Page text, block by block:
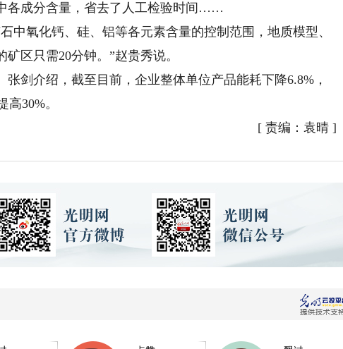
各成分含量，省去了人工检验时间……
氧化钙、硅、铝等各元素含量的控制范围，地质模型、
区只需20分钟。”赵贵秀说。
介绍，截至目前，企业整体单位产品能耗下降6.8%，
30%。
[ 责编：袁晴]